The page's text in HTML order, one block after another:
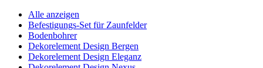
Alle anzeigen
Befestigungs-Set für Zaunfelder
Bodenbohrer
Dekorelement Design Bergen
Dekorelement Design Eleganz